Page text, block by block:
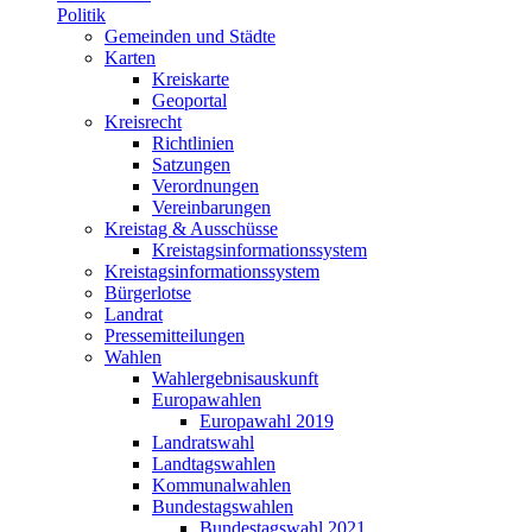
Politik
Gemeinden und Städte
Karten
Kreiskarte
Geoportal
Kreisrecht
Richtlinien
Satzungen
Verordnungen
Vereinbarungen
Kreistag & Ausschüsse
Kreistagsinformationssystem
Kreistagsinformationssystem
Bürgerlotse
Landrat
Pressemitteilungen
Wahlen
Wahlergebnisauskunft
Europawahlen
Europawahl 2019
Landratswahl
Landtagswahlen
Kommunalwahlen
Bundestagswahlen
Bundestagswahl 2021